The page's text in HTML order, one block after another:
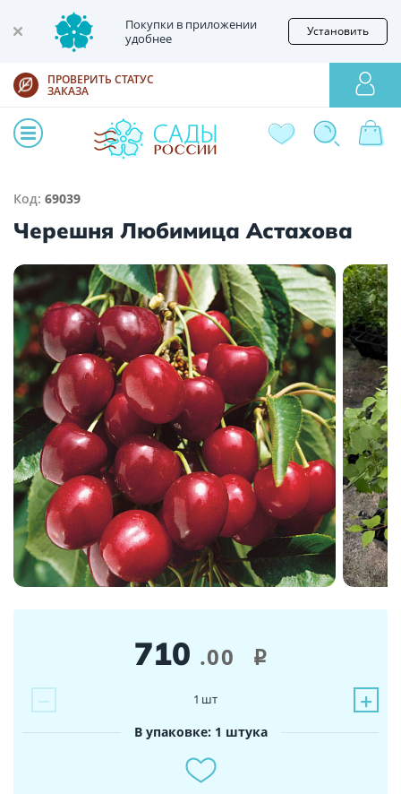
Покупки в приложении
удобнее
Установить
ПРОВЕРИТЬ СТАТУС
ЗАКАЗА
Код: 69039
Черешня Любимица Астахова
710 .00 i
− +
1 шт
В упаковке: 1 штука